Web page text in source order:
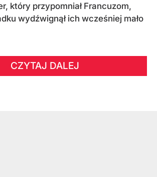
który przypomniał Francuzom,
wydźwignął ich wcześniej mało
CZYTAJ DALEJ